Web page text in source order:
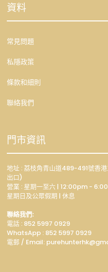
資料
常見問題
私隱政策
條款和細則
聯絡我們
門市資訊
地址 : 荔枝角青山道489-491號香
出口)
營業 : 星期一至六 | 12:00pm -
星期日及公眾假期 | 休息
聯絡我們:
電話 : 852 5997 0929
WhatsApp : 852 5997 0929
電郵 / Email: p